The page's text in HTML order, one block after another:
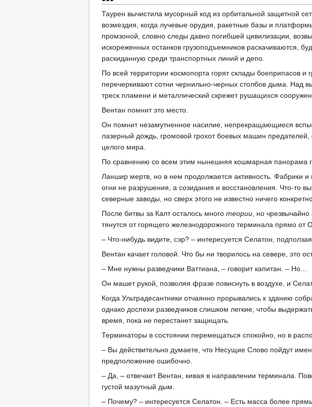
Таурен вычистила мусорный код из орбитальной защитной
возмездия, когда лучевые орудия, ракетные базы и
промзоной, словно следы давно погибшей цивилизации,
искореженных останков грузоподъемников раскачиваются,
раскиданную среди транспортных линий и депо.
По всей территории космопорта горят склады
перечеркивают сотни чернильно-черных столбов дыма. Над
треск пламени и металлический скрежет рушащихся
Вентан помнит это место.
Он помнит незамутненное насилие, непрекращающиеся
лазерный дождь, громовой грохот боевых машин
целого мира.
По сравнению со всем этим нынешняя кошмарная панорама
Ланшир мертв, но в нем продолжается активность. Фабрики и
огни не разрушения, а созидания и восстановления. Что-то
северные заводы, но сверх этого не известно ничего
После битвы за Калт осталось много теории, но
тянутся от горящего железнодорожного терминала прямо
– Что-нибудь видите, сэр? – интересуется Селатон,
Вентан качает головой. Что бы ни творилось на севере, это
– Мне нужны разведчики Ваттиана, – говорит капитан. – Но…
Он машет рукой, позволяя фразе повиснуть в воздухе, и
Когда Ультрадесантники отчаянно прорывались к зданию
однако доспехи разведчиков слишком легкие, чтобы
время, пока не перестанет защищать.
Терминаторы в состоянии перемещаться спокойно, но в
– Вы действительно думаете, что Несущие Слово пойдут
предположение ошибочно.
– Да, – отвечает Вентан, кивая в направлении терминала.
густой мазутный дым.
– Почему? – интересуется Селатон. – Есть масса более